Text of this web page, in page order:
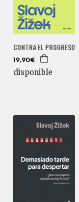
CONTRA EL PROGRESO
19,90€
disponible